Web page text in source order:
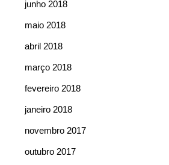
junho 2018
maio 2018
abril 2018
março 2018
fevereiro 2018
janeiro 2018
novembro 2017
outubro 2017